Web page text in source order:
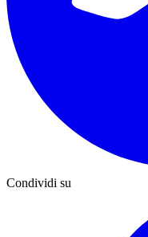
Condividi su